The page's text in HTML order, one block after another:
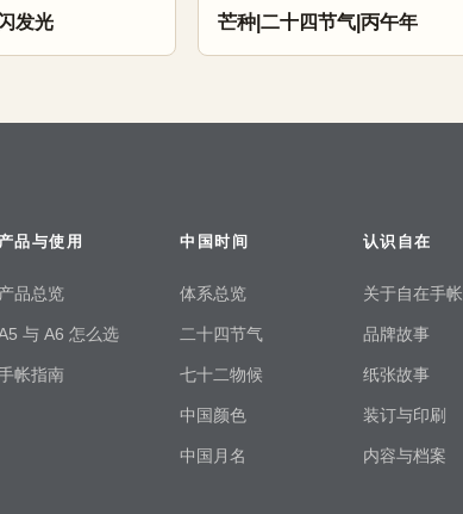
发光 芒种|二十四节气|丙午年
品与使用
品总览
与 A6 怎么选
帐指南
中国时间
体系总览
二十四节气
七十二物候
中国颜色
中国月名
认识自在
关于自在手帐
品牌故事
纸张故事
装订与印刷
内容与档案